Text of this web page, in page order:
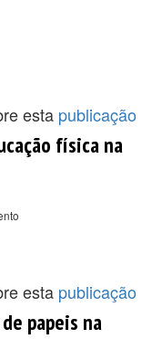
esta publicação
física na
esta publicação
papeis na